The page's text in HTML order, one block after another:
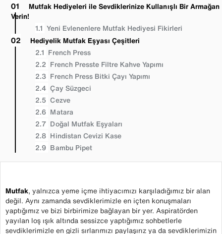
Mutfak Hediyeleri ile Sevdiklerinize Kullanışlı Bir Armağan
Verin!
Yeni Evlenenlere Mutfak Hediyesi Fikirleri
Hediyelik Mutfak Eşyası Çeşitleri
French Press
French Presste Filtre Kahve Yapımı
French Press Bitki Çayı Yapımı
Çay Süzgeci
Cezve
Matara
Doğal Mutfak Eşyaları
Hindistan Cevizi Kase
Bambu Pipet
Mutfak, yalnızca yeme içme ihtiyacımızı karşıladığımız bir alan
değil. Aynı zamanda sevdiklerimizle en içten konuşmaları
yaptığımız ve bizi birbirimize bağlayan bir yer. Aspiratörden
yayılan loş ışık altında sessizce yaptığımız sohbetlerle
sevdiklerimizle en gizli sırlarımızı paylaşırız ya da sevdiklerimizin